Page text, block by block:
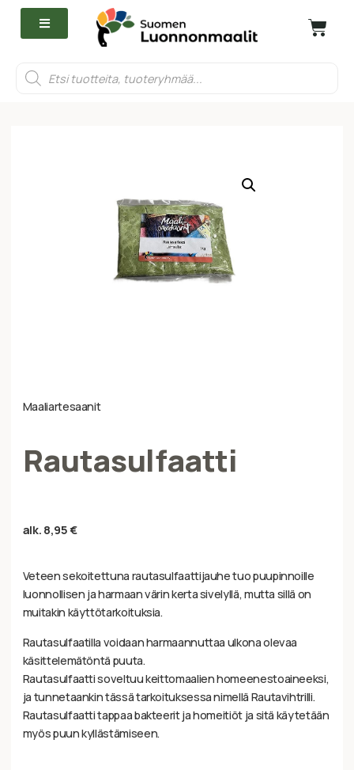
Maaliartesaanit
Rautasulfaatti
alk. 8,95€
Veteen sekoitettuna rautasulfaattijauhe tuo puupinnoille
luonnollisen ja harmaan värin kerta sivelyllä, mutta sillä on
muitakin käyttötarkoituksia.
Rautasulfaatilla voidaan harmaannuttaa ulkona olevaa
käsittelemätöntä puuta.
Rautasulfaatti soveltuu keittomaalien homeenestoaineeksi,
ja tunnetaankin tässä tarkoituksessa nimellä Rautavihtrilli.
Rautasulfaatti tappaa bakteerit ja homeitiöt ja sitä käytetään
myös puun kyllästämiseen.